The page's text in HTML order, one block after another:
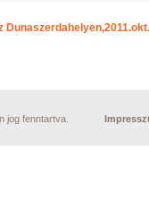
jog fenntartva.